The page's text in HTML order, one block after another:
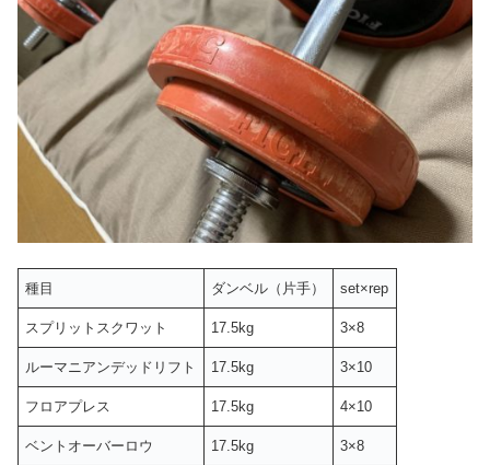
種目 ダンベル（片手） set×rep
スプリットスクワット 17.5kg 3×8
ルーマニアンデッドリフト 17.5kg 3×10
フロアプレス 17.5kg 4×10
ベントオーバーロウ 17.5kg 3×8